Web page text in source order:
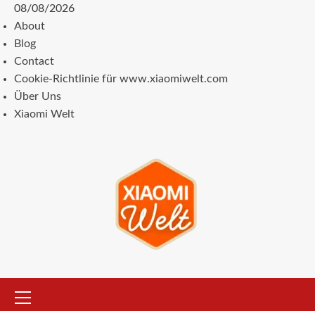
Zum
Inhalt
springen
08/08/2026
About
Blog
Contact
Cookie-Richtlinie für www.xiaomiwelt.com
Über Uns
Xiaomi Welt
Menü